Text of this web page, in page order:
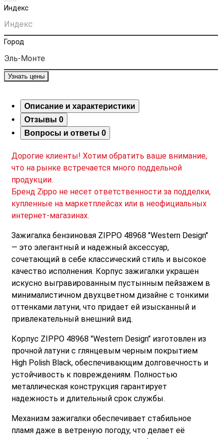
Индекс
Город
Узнать цены
Описание и характеристики
Отзывы 0
Вопросы и ответы 0
Дорогие клиенты! Хотим обратить ваше внимание,
что на рынке встречается много поддельной
продукции.
Бренд Zippo не несет ответственности за подделки,
купленные на маркетплейсах или в неофициальных
интернет-магазинах.
Зажигалка бензиновая ZIPPO 48968 "Western Design"
— это элегантный и надежный аксессуар,
сочетающий в себе классический стиль и высокое
качество исполнения. Корпус зажигалки украшен
искусно выгравированным пустынным пейзажем в
минималистичном двухцветном дизайне с тонкими
оттенками латуни, что придает ей изысканный и
привлекательный внешний вид.
Корпус ZIPPO 48968 "Western Design" изготовлен из
прочной латуни с глянцевым черным покрытием
High Polish Black, обеспечивающим долговечность и
устойчивость к повреждениям. Полностью
металлическая конструкция гарантирует
надежность и длительный срок службы.
Механизм зажигалки обеспечивает стабильное
пламя даже в ветреную погоду, что делает её